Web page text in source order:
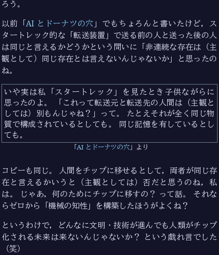
ろう。
以前「AI とドーナツの穴 」でもちょろんと書いたけど，ス
タートレック的な「転送装置」で送る前の人と送った後の人
は同じと言えるかどうかという問いに「非連続な存在は（主
観として）同じ存在とは言えないんじゃないか」と思ったの
ね。
いや実は私「スタートレック」を見たとき子供ながらに
思ったのよ。 「これって転送元と転送先の人間は（主観と
しては）別もんじゃね？」って。 たとえそれが全く同じ物
質で構成されているとしても。 同じ記憶を有しているとし
ても。
AI とドーナツの穴 より
コピーも同じ。 人間をチップに移せるとして，両者が同じ存
在と言えるかいうと（主観としては）否だと思うのね，私
は。 じゃあ，何のためにチップに移すの？ って話。 それな
らゼロから「機械の知性」を構築したほうがよくね？
というわけで，どんなに文明・技術が進んでも人類がチップ
化される未来は来ないんじゃないか？ という戯れ言でした
（笑）